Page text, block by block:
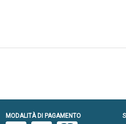
MODALITÀ DI PAGAMENTO